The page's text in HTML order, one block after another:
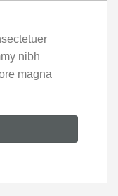
nibh
magna